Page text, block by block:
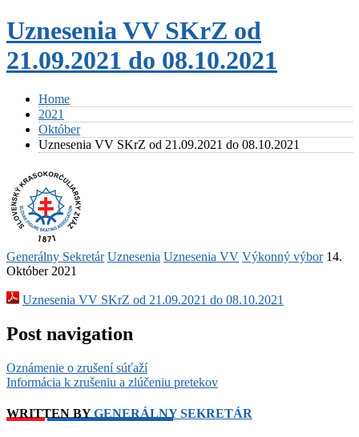
Uznesenia VV SKrZ od
21.09.2021 do 08.10.2021
Home
2021
Október
Uznesenia VV SKrZ od 21.09.2021 do 08.10.2021
Generálny Sekretár Uznesenia Uznesenia VV Výkonný výbor 14.
Október 2021
Uznesenia VV SKrZ od 21.09.2021 do 08.10.2021
Post navigation
Oznámenie o zrušení súťaží
Informácia k zrušeniu a zlúčeniu pretekov
WRITTEN BYGENERÁLNY SEKRETÁR